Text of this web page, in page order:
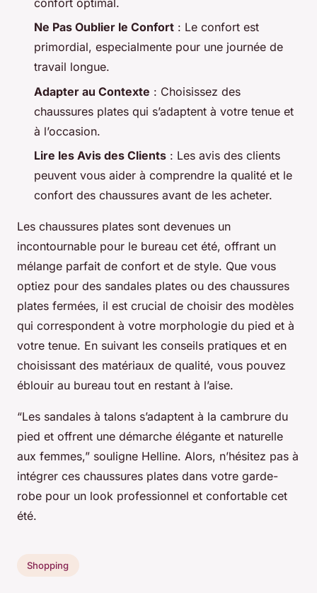
Ne Pas Oublier le Confort : Le confort est
primordial, especialmente pour une journée de
travail longue.
Adapter au Contexte : Choisissez des
chaussures plates qui s’adaptent à votre tenue et
à l’occasion.
Lire les Avis des Clients : Les avis des clients
peuvent vous aider à comprendre la qualité et le
confort des chaussures avant de les acheter.
Les chaussures plates sont devenues un
incontournable pour le bureau cet été, offrant un
mélange parfait de confort et de style. Que vous
optiez pour des sandales plates ou des chaussures
plates fermées, il est crucial de choisir des modèles
qui correspondent à votre morphologie du pied et à
votre tenue. En suivant les conseils pratiques et en
choisissant des matériaux de qualité, vous pouvez
éblouir au bureau tout en restant à l’aise.
“Les sandales à talons s’adaptent à la cambrure du
pied et offrent une démarche élégante et naturelle
aux femmes,” souligne Helline. Alors, n’hésitez pas à
intégrer ces chaussures plates dans votre garde-
robe pour un look professionnel et confortable cet
été.
Shopping